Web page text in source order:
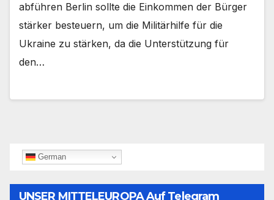
abführen Berlin sollte die Einkommen der Bürger
stärker besteuern, um die Militärhilfe für die
Ukraine zu stärken, da die Unterstützung für
den…
German
UNSER MITTELEUROPA Auf Telegram